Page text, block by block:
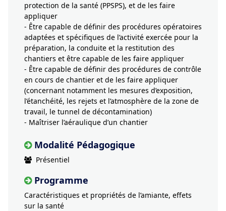
protection de la santé (PPSPS), et de les faire
appliquer
- Être capable de définir des procédures opératoires
adaptées et spécifiques de l’activité exercée pour la
préparation, la conduite et la restitution des
chantiers et être capable de les faire appliquer
- Être capable de définir des procédures de contrôle
en cours de chantier et de les faire appliquer
(concernant notamment les mesures d’exposition,
l’étanchéité, les rejets et l’atmosphère de la zone de
travail, le tunnel de décontamination)
- Maîtriser l’aéraulique d’un chantier
Modalité Pédagogique
Présentiel
Programme
Caractéristiques et propriétés de l’amiante, effets
sur la santé